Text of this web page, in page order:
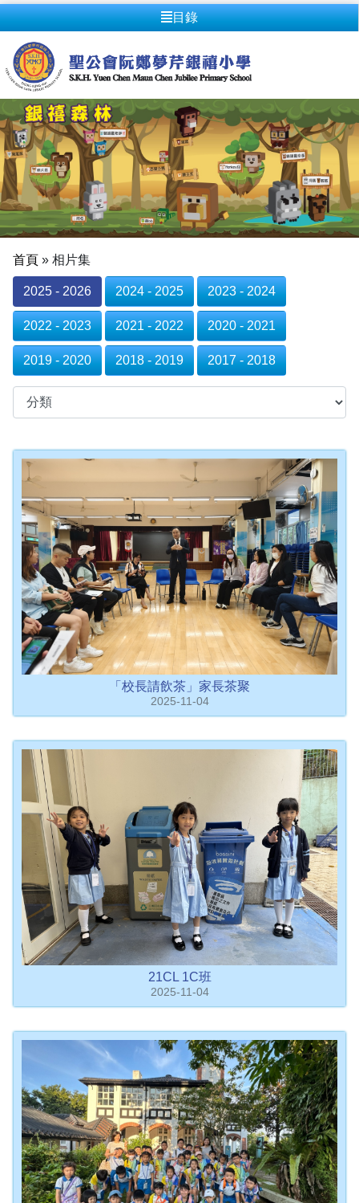
目錄
首頁 » 相片集
2025 - 2026 2024 - 2025 2023 - 2024
2022 - 2023 2021 - 2022 2020 - 2021
2019 - 2020 2018 - 2019 2017 - 2018
「校長請飲茶」家長茶聚
2025-11-04
21CL 1C班
2025-11-04